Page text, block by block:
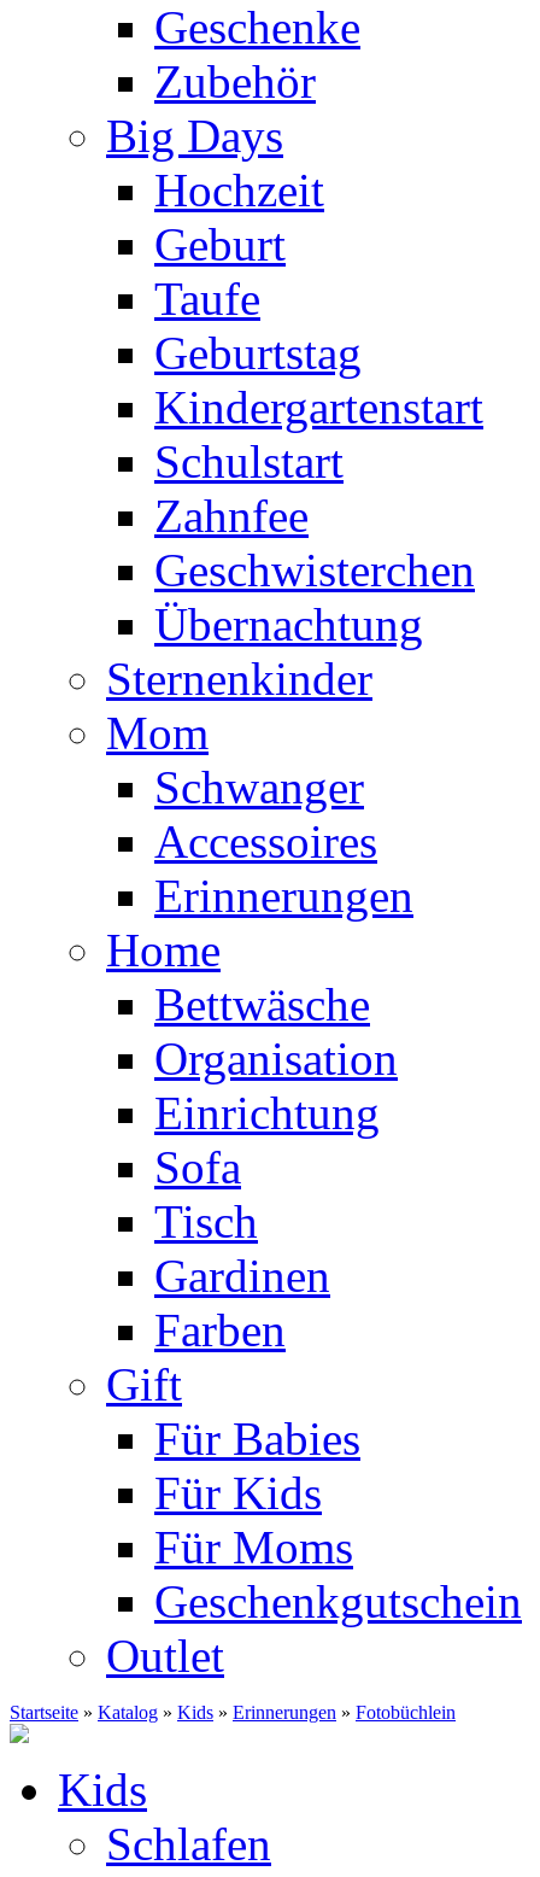
Geschenke
Zubehör
Big Days
Hochzeit
Geburt
Taufe
Geburtstag
Kindergartenstart
Schulstart
Zahnfee
Geschwisterchen
Übernachtung
Sternenkinder
Mom
Schwanger
Accessoires
Erinnerungen
Home
Bettwäsche
Organisation
Einrichtung
Sofa
Tisch
Gardinen
Farben
Gift
Für Babies
Für Kids
Für Moms
Geschenkgutschein
Outlet
Startseite » Katalog » Kids » Erinnerungen » Fotobüchlein
Kids
Schlafen